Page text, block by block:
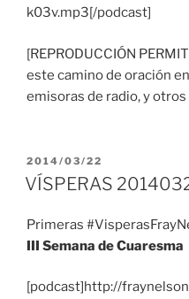
k03v.mp3[/podcast]
[REPRODUCCIÓN
este camino de oración
emisoras de radio, y otros
PUBLICADO
EL
2014/03/22
VÍSPERAS
Primeras
III Semana de Cuaresma
[podcast]http://